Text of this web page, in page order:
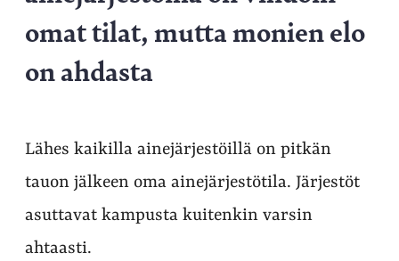
omat tilat, mutta monien elo
on ahdasta
Lähes kaikilla ainejärjestöillä on pitkän
tauon jälkeen oma ainejärjestötila. Järjestöt
asuttavat kampusta kuitenkin varsin
ahtaasti.